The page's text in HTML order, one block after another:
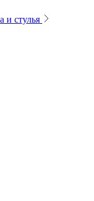
и стулья